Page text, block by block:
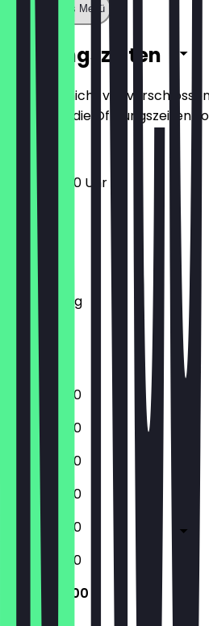
Zeige ganzes Menü
Öffnungszeiten
Damit du nicht vor
halten wir die Öffnungszeiten
10:00 - 18:00 Uhr
Montag
Dienstag
Donnerstag
Freitag
Samstag
10:00 - 18:00
10:00 - 18:00
10:00 - 18:00
10:00 - 18:00
10:00 - 18:00
10:00 - 18:00
10:00 - 18:00